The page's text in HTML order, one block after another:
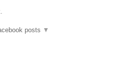
posts ▼